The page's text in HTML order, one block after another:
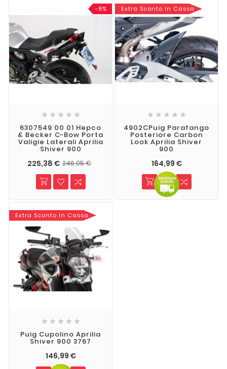
-8%
    
6307549 00 01 Hepco
& Becker C-Bow Porta
Valigie Laterali Aprilia
Shiver 900
225,38 € 246,05 €
Extra Sconto In Cassa
    
4902CPuig Parafango
Posteriore Carbon
Look Aprilia Shiver
900
164,99 €
Extra Sconto In Cassa
    
Puig Cupolino Aprilia
Shiver 900 3767
146,99 €